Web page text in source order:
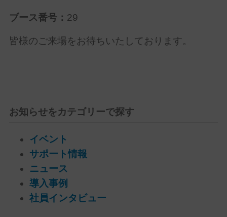
ブース番号： 29
皆様のご来場をお待ちいたしております。
お知らせをカテゴリーで探す
イベント
サポート情報
ニュース
導入事例
社員インタビュー